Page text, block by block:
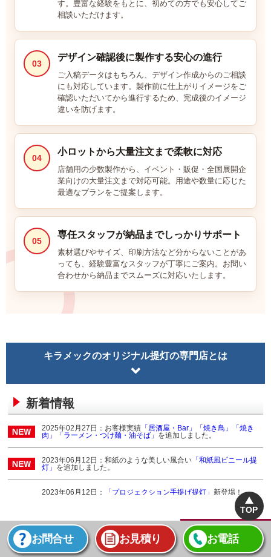
オリジナル提灯
サービスの評価4 ★★★★☆
短納期
担当者の対応
【満足度の理由】
提灯の発注は初めてだったので色々と不明な点がありましたが丁寧に
迅速に対応いただき助かりました。
ありがとうございました。
【どんなことに利用されましたか？】
社内イベント
【ご注文前に困っていることはありましたか？また、それは解決され
ましたか？】
TABATAYA 様
サービスの評価5
★★★★★
商品の評価4
★★★★☆
投稿日：
2025.12.10
担当者の対応
【サービスに関する満足度の理由】
ンを作ってくれて満足です
【どんなことに利用されましたか？】
オリジナル提灯
サービスの評価5
商品の評価5
投稿日：
金額が安い
【サービスに関する満足度の理由】
【商品に関する満足度の理由】
お値段求めやすく、提灯もしっかりした造りで、プロジェクションも
バッチリでした◎町並みにマッチするデザイン。しっかり目立ってい
る。設置も分かりやすかった。
す。豊富な経験をもとに、初めての方でも安心してご
相談いただけます。
03
デザイン確認後に製作する安心の進行
ご入稿データはもちろん、デザイン作成からのご相談
にも対応しています。製作前に仕上がりイメージをご
確認いただいてから進行するため、完成後のイメージ
違いを防げます。
04
小ロットから大量注文まで柔軟に対応
店舗用の少数製作から、イベント・販促・全国展開企
業向けの大量注文まで対応可能。用途や数量に応じた
最適なプランをご提案します。
05
専任スタッフが納品までしっかりサポート
素材選びやサイズ、印刷方法など分からないことがあ
っても、経験豊富なスタッフが丁寧にご案内。お問い
合わせから納品までスムーズに対応いたします。
キラメックのオリジナル提灯の専門店とは
新着情報
2025年02月27日：お客様実績 「居酒屋・Bar」 「焼き鳥」
「焼き
肉」
「ラーメン・つけ麺・油そば」 を追加しました。
2023年06月12日：和紙のような美しい風合い 「和紙風ビニール提
灯」 を追加しました。
2023年06月12日： 「プロジェクション手提げ提灯」新登場！
「和紙提灯」「ビニール提灯」
「屋内提灯」
「屋外提灯」を追加しました。
2022年09月07日：オリジナル店頭用ちょうちん「浅草韋駄天様」
ページトップヘ
お問合せ お見積り お電話
TOP